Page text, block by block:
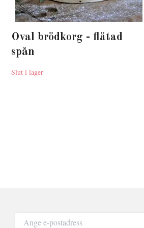
Oval brödkorg - flätad
spån
Slut i lager